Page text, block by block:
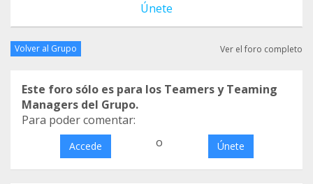
Únete
Volver al Grupo Ver el foro completo
Este foro sólo es para los Teamers y Teaming
Managers del Grupo.
Para poder comentar:
Accede o Únete